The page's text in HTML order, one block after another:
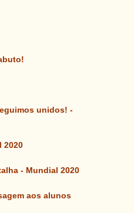
unidos! -
2020
- Mundial 2020
aos alunos